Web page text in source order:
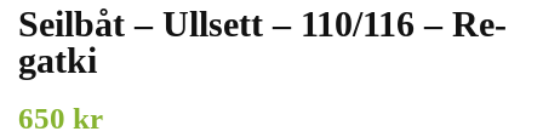
Seilbåt – Ullsett – 110/116 – Re-
gatki
650 kr